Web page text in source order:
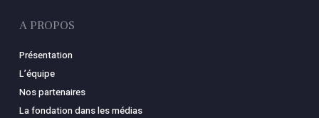
A PROPOS
Présentation
L’équipe
Nos partenaires
La fondation dans les médias